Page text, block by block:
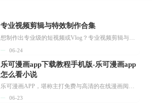
专业视频剪辑与特效制作合集
想制作出专业级的短视频或Vlog？专业视频剪辑与特效制作大全专题为你提供了从剪辑、抠像到特效包装的全套解决方案。无论是添加炫酷的片头、进行精准的视频抠图，还是制...
06-24
乐可漫画app下载教程手机版-乐可漫画app
怎么看小说
乐可漫画APP，堪称主打免费与高清的在线漫画阅读神器。其官方版提供海量完整版漫画资源，无论是国内漫画，还是日漫、韩漫、台漫、美漫等国外漫画，应有尽有，随时供你阅读。只需轻点一下，便能直接进入阅读界面。不仅如此，乐可漫画最新版本更新速度极快，在这里，你总能抢先看到全网一手漫画章节内容！...
06-23